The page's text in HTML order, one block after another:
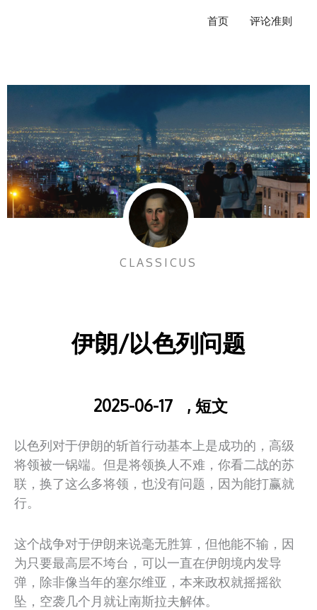
首页 评论准则
CLASSICUS
伊朗/以色列问题
2025-06-17 , 短文
以色列对于伊朗的斩首行动基本上是成功的，高级
将领被一锅端。但是将领换人不难，你看二战的苏
联，换了这么多将领，也没有问题，因为能打赢就
行。
这个战争对于伊朗来说毫无胜算，但他能不输，因
为只要最高层不垮台，可以一直在伊朗境内发导
弹，除非像当年的塞尔维亚，本来政权就摇摇欲
坠，空袭几个月就让南斯拉夫解体。